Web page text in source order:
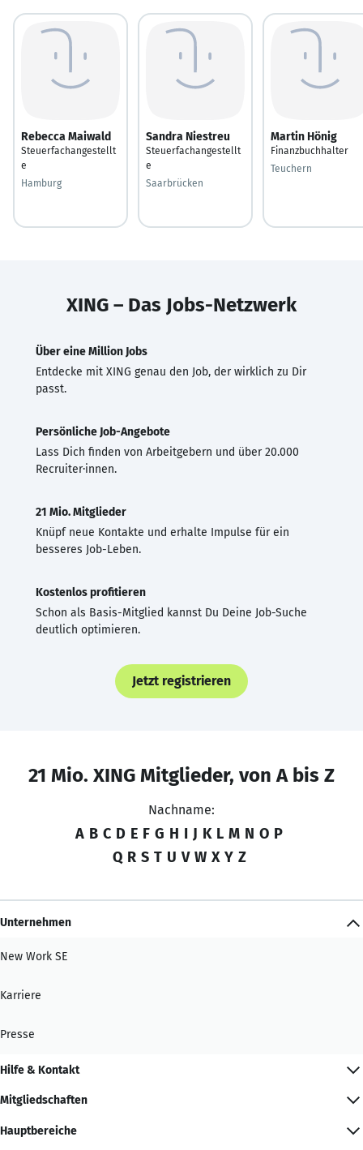
Rebecca Maiwald
Steuerfachangestellt
e
Hamburg
Sandra Niestreu
Steuerfachangestellt
e
Saarbrücken
Martin Hönig
Finanzbuchhalter
Teuchern
XING – Das Jobs-Netzwerk
Über eine Million Jobs
Entdecke mit XING genau den Job, der wirklich zu Dir
passt.
Persönliche Job-Angebote
Lass Dich finden von Arbeitgebern und über 20.000
Recruiter·innen.
21 Mio. Mitglieder
Knüpf neue Kontakte und erhalte Impulse für ein
besseres Job-Leben.
Kostenlos profitieren
Schon als Basis-Mitglied kannst Du Deine Job-Suche
deutlich optimieren.
Jetzt registrieren
21 Mio. XING Mitglieder, von A bis Z
Nachname:
A B C D E F G H I J K L M N O P
Q R S T U V W X Y Z
Unternehmen
New Work SE
Karriere
Presse
Hilfe & Kontakt
Mitgliedschaften
Hauptbereiche